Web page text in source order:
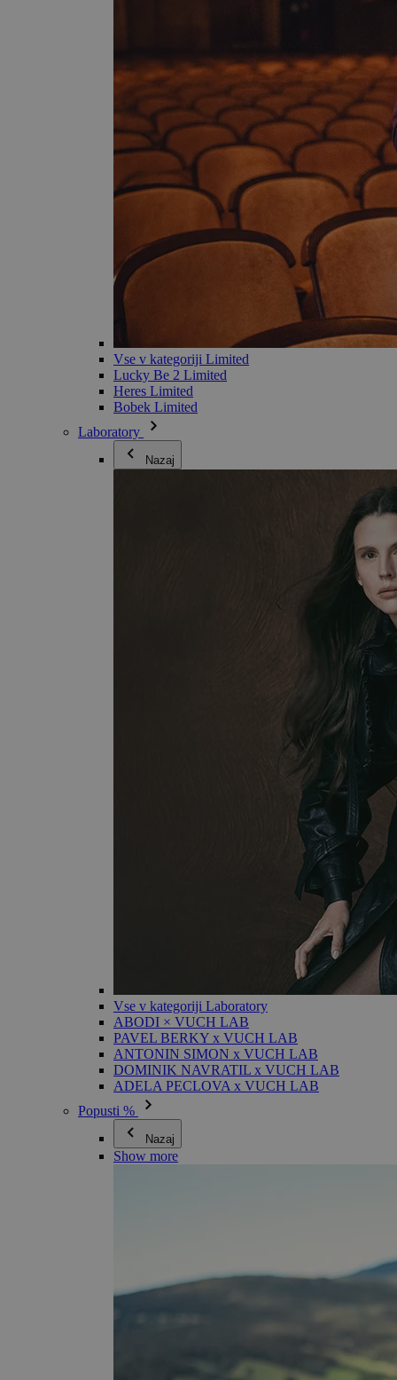
Vse v kategoriji Limited
Lucky Be 2 Limited
Heres Limited
Bobek Limited
Laboratory
Nazaj
Vse v kategoriji Laboratory
ABODI × VUCH LAB
PAVEL BERKY x VUCH LAB
ANTONIN SIMON x VUCH LAB
DOMINIK NAVRATIL x VUCH LAB
ADELA PECLOVA x VUCH LAB
Popusti %
Nazaj
Show more